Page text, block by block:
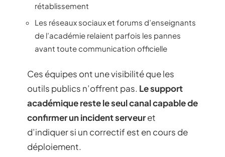
rétablissement
Les réseaux sociaux et forums d’enseignants
de l’académie relaient parfois les pannes
avant toute communication officielle
Ces équipes ont une visibilité que les
outils publics n’offrent pas. Le support
académique reste le seul canal capable de
confirmer un incident serveuret
d’indiquer si un correctif est en cours de
déploiement.